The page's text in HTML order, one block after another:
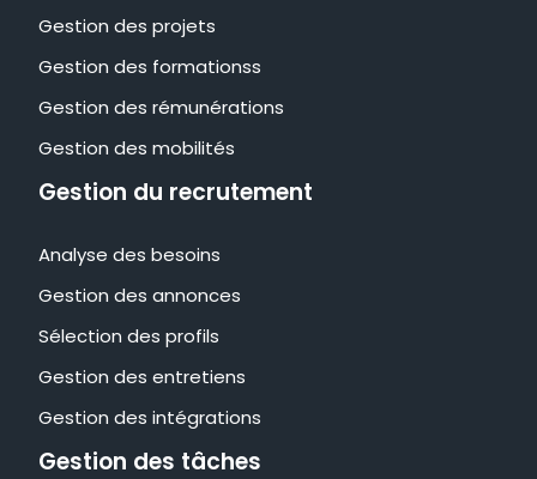
Gestion des projets
Gestion des formationss
Gestion des rémunérations
Gestion des mobilités
Gestion du recrutement
Analyse des besoins
Gestion des annonces
Sélection des profils
Gestion des entretiens
Gestion des intégrations
Gestion des tâches